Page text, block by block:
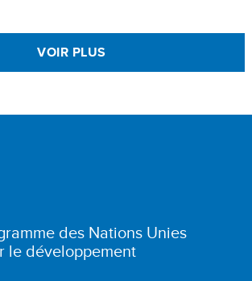
VOIR PLUS
des Nations Unies
le développement